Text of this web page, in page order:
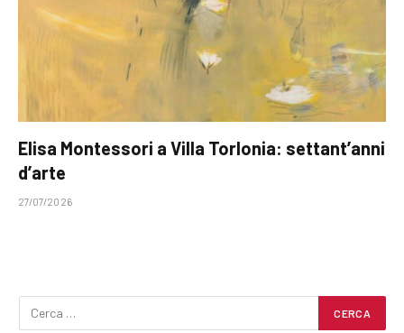
Elisa Montessori a Villa Torlonia: settant’anni
d’arte
27/07/2026